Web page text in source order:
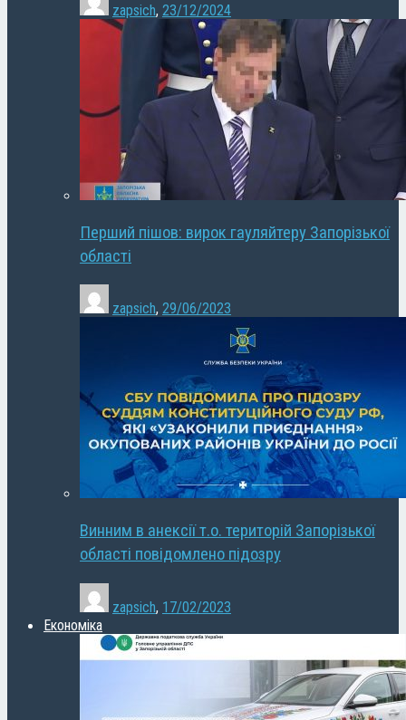
zapsich, 23/12/2024
Перший пішов: вирок гауляйтеру Запорізької
області
zapsich, 29/06/2023
Винним в анексії т.о. територій Запорізької
області повідомлено підозру
zapsich, 17/02/2023
Економіка